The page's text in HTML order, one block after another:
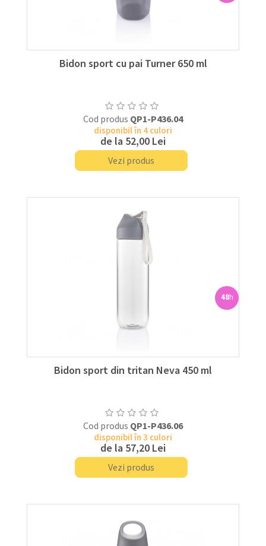
Bidon sport cu pai Turner 650 ml
Cod produs QP1-P436.04
disponibil în 4 culori
de la 52,00 Lei
Vezi produs
48h
Bidon sport din tritan Neva 450 ml
Cod produs QP1-P436.06
disponibil în 3 culori
de la 57,20 Lei
Vezi produs